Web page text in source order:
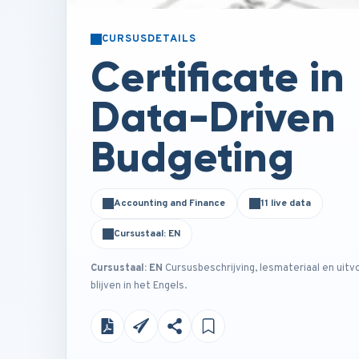
CURSUSDETAILS
Certificate in
Data-Driven
Budgeting
Accounting and Finance 11 live data
Cursustaal: EN
Cursustaal: EN Cursusbeschrijving, lesmateriaal en
blijven in het Engels.